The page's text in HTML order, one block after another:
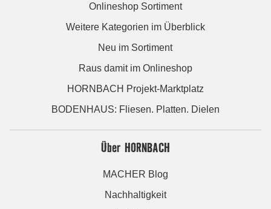
Onlineshop Sortiment
Weitere Kategorien im Überblick
Neu im Sortiment
Raus damit im Onlineshop
HORNBACH Projekt-Marktplatz
BODENHAUS: Fliesen. Platten. Dielen
Über HORNBACH
MACHER Blog
Nachhaltigkeit